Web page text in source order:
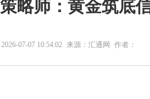
策略师：黄金筑底
2026-07-07 10:54:02 来源：汇通网 作者：